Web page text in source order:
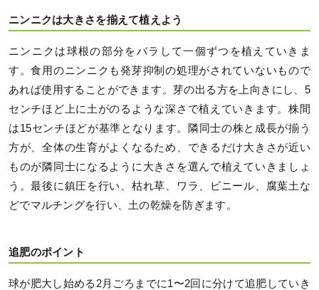
ニンニクは大きさを揃えて植えよう
ニンニクは球根の部分をバラして一個ずつを植えていきま
す。食用のニンニクも発芽抑制の処理がされていないもので
あれば使用することができます。芽の出る方を上向きにし、5
センチほど上に土がのるような深さで植えていきます。株間
は15センチほどが基準となります。隣同士の株と成長が揃う
方が、全体の生育がよくなるため、できるだけ大きさが近い
ものが隣同士になるように大きさを選んで植えていきましょ
う。最後に鎮圧を行い、枯れ草、ワラ、ビニール、腐葉土な
どでマルチングを行い、土の乾燥を防ぎます。
追肥のポイント
球が肥大し始める2月ごろまでに1〜2回に分けて追肥していき